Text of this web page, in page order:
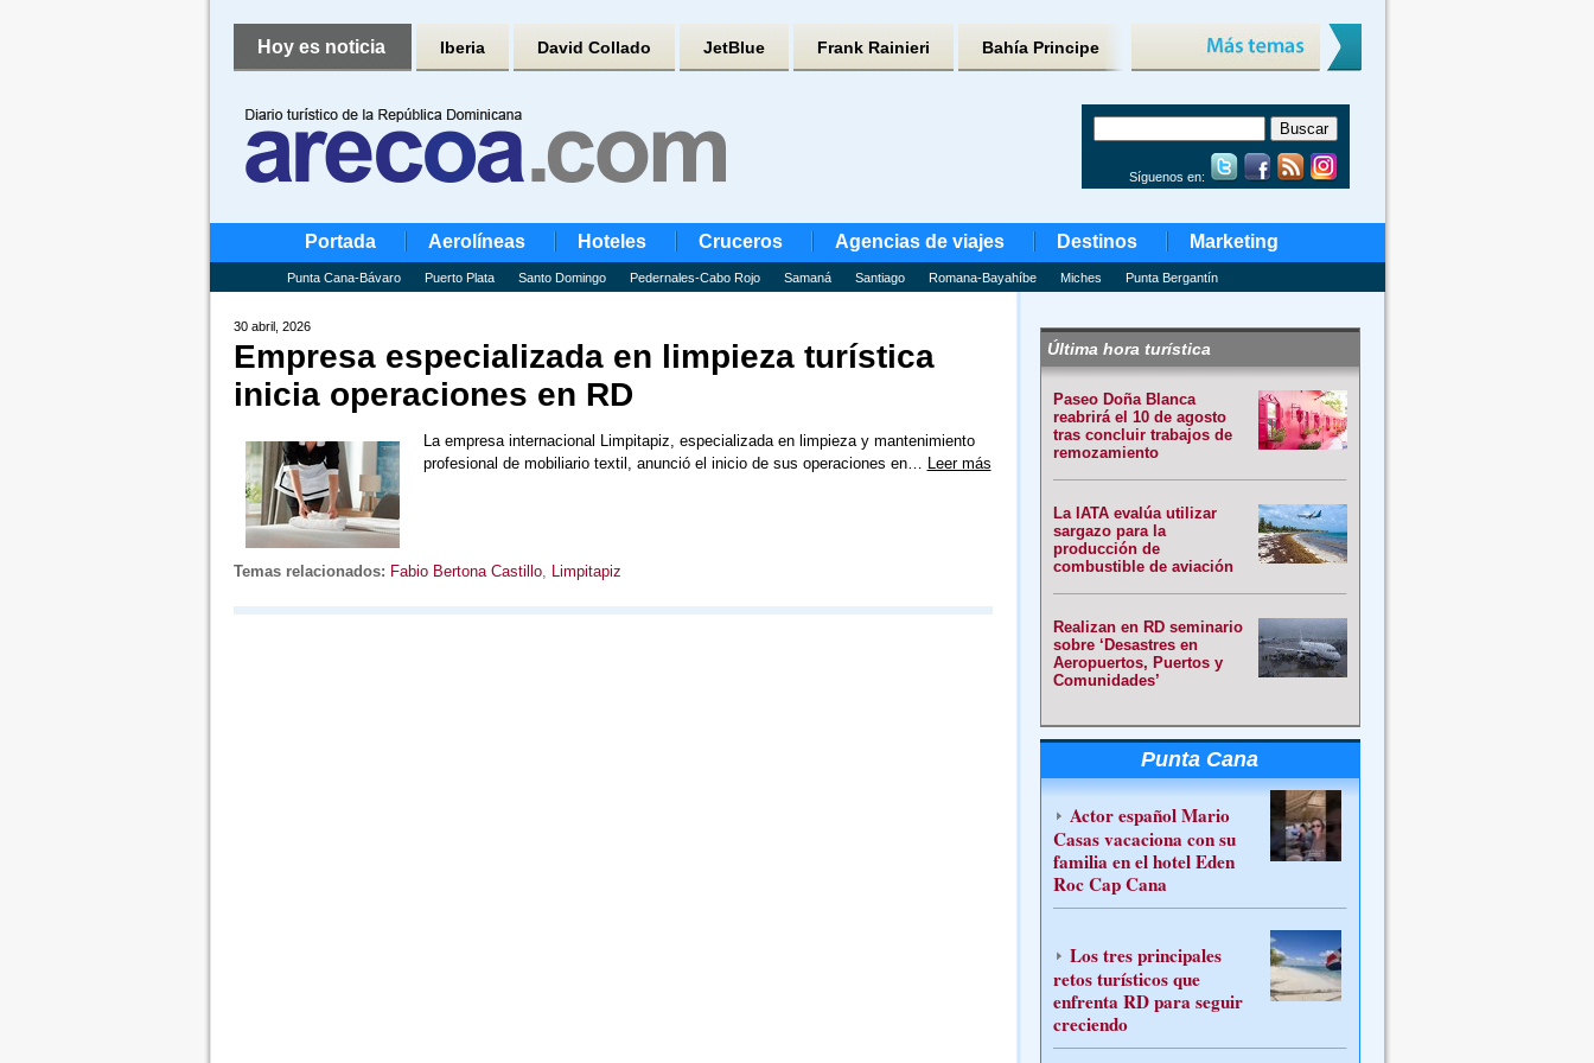
Hoy es noticia Iberia David Collado JetBlue Frank Rainieri Bahía Principe
Síguenos en:
Portada Aerolíneas Hoteles Cruceros Agencias de viajes Destinos Marketing
Punta Cana-Bávaro Puerto Plata Santo Domingo Pedernales-Cabo Rojo Samaná Santiago Romana-Bayahíbe Miches Punta Bergantín
30 abril, 2026
Empresa especializada en limpieza turística
inicia operaciones en RD
La empresa internacional Limpitapiz, especializada en limpieza y mantenimiento
profesional de mobiliario textil, anunció el inicio de sus operaciones en… Leer más
Temas relacionados: Fabio Bertona Castillo, Limpitapiz
Última hora turística
Paseo Doña Blanca
reabrirá el 10 de agosto
tras concluir trabajos de
remozamiento
La IATA evalúa utilizar
sargazo para la
producción de
combustible de aviación
Realizan en RD seminario
sobre ‘Desastres en
Aeropuertos, Puertos y
Comunidades’
Punta Cana
Actor español Mario
Casas vacaciona con su
familia en el hotel Eden
Roc Cap Cana
Los tres principales
retos turísticos que
enfrenta RD para seguir
creciendo